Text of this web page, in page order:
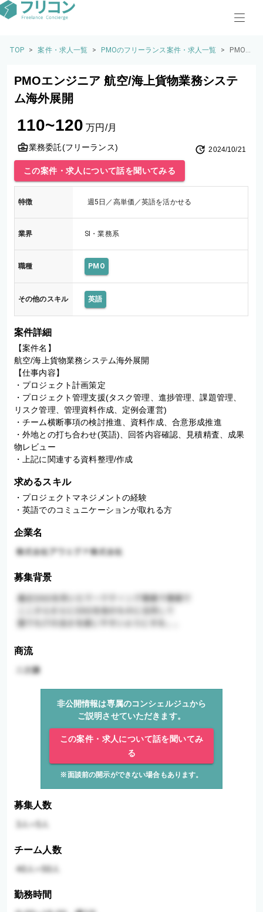
TOP > 案件・求人一覧 > PMOのフリーランス案件・求人一覧 >
PMO
航空/
PMOエンジニア 航空/海上貨物業務システ
ム海外展開
110~120 万円/月
業務委託(フリーランス) 2024/10/21
この案件・求人について話を聞いてみる
特徴 週5日／高単価／英語を活かせる
業界 SI・業務系
職種 PMO
その他のスキル 英語
案件詳細
【案件名】
航空/海上貨物業務システム海外展開
【仕事内容】
・プロジェクト計画策定
・プロジェクト管理支援(タスク管理、進捗管理、課題管理、
リスク管理、管理資料作成、定例会運営)
・チーム横断事項の検討推進、資料作成、合意形成推進
・外地との打ち合わせ(英語)、回答内容確認、見積精査、成果
物レビュー
・上記に関連する資料整理/作成
求めるスキル
・プロジェクトマネジメントの経験
・英語でのコミュニケーションが取れる方
企業名
募集背景
商流
非公開情報は専属のコンシェルジュから
ご説明させていただきます。
この案件・求人について話を聞いてみ
る
※面談前の開示ができない場合もあります。
募集人数
チーム人数
勤務時間